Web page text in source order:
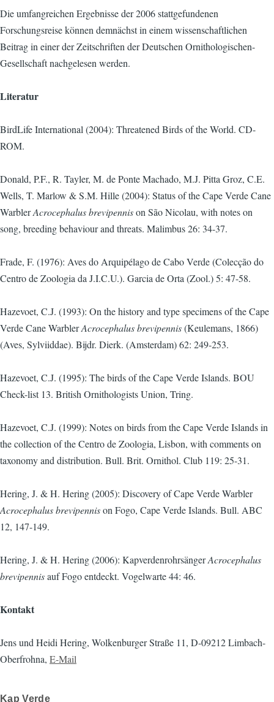
Die umfangreichen Ergebnisse der 2006 stattgefundenen
Forschungsreise können demnächst in einem wissenschaftlichen
Beitrag in einer der Zeitschriften der Deutschen Ornithologischen-
Gesellschaft nachgelesen werden.
Literatur
BirdLife International (2004): Threatened Birds of the World. CD-
ROM.
Donald, P.F., R. Tayler, M. de Ponte Machado, M.J. Pitta Groz, C.E.
Wells, T. Marlow & S.M. Hille (2004): Status of the Cape Verde Cane
WarblerAcrocephalus brevipennison São Nicolau, with notes on
song, breeding behaviour and threats. Malimbus 26: 34-37.
Frade, F. (1976): Aves do Arquipélago de Cabo Verde (Colecção do
Centro de Zoologia da J.I.C.U.). Garcia de Orta (Zool.) 5: 47-58.
Hazevoet, C.J. (1993): On the history and type specimens of the Cape
Verde Cane WarblerAcrocephalus brevipennis(Keulemans, 1866)
(Aves, Sylviiddae). Bijdr. Dierk. (Amsterdam) 62: 249-253.
Hazevoet, C.J. (1995): The birds of the Cape Verde Islands. BOU
Check-list 13. British Ornithologists Union, Tring.
Hazevoet, C.J. (1999): Notes on birds from the Cape Verde Islands in
the collection of the Centro de Zoologia, Lisbon, with comments on
taxonomy and distribution. Bull. Brit. Ornithol. Club 119: 25-31.
Hering, J. & H. Hering (2005): Discovery of Cape Verde Warbler
Acrocephalus brevipennison Fogo, Cape Verde Islands. Bull. ABC
12, 147-149.
Hering, J. & H. Hering (2006): KapverdenrohrsängerAcrocephalus
brevipennisauf Fogo entdeckt. Vogelwarte 44: 46.
Kontakt
Jens und Heidi Hering, Wolkenburger Straße 11, D-09212 Limbach-
Oberfrohna, E-Mail
Kap Verde